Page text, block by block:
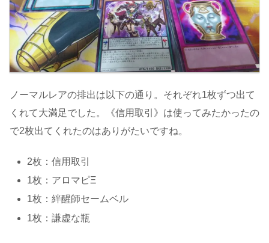
ノーマルレアの排出は以下の通り。それぞれ1枚ずつ出て
くれて大満足でした。《信用取引》は使ってみたかったの
で2枚出てくれたのはありがたいですね。
2枚：信用取引
1枚：アロマピΞ
1枚：絆醒師セームベル
1枚：謙虚な瓶